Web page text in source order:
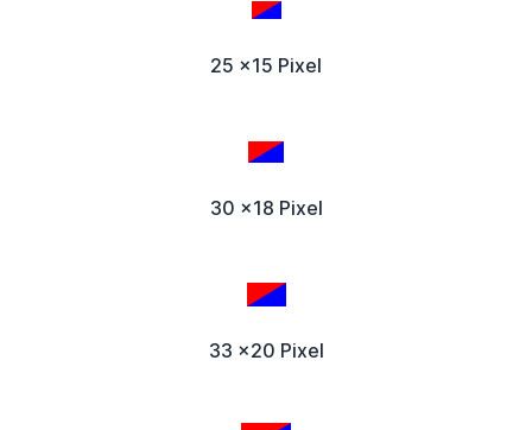
25 x15 Pixel
30 x18 Pixel
33 x20 Pixel